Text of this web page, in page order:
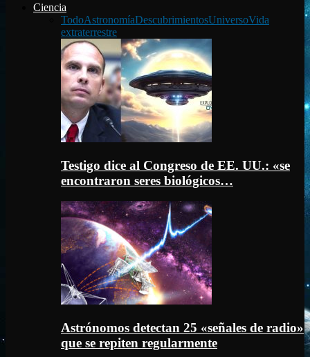
Ciencia
TodoAstronomíaDescubrimientosUniversoVida
extraterrestre
Testigo dice al Congreso de EE. UU.: «se
encontraron seres biológicos…
Astrónomos detectan 25 «señales de radio»
que se repiten regularmente